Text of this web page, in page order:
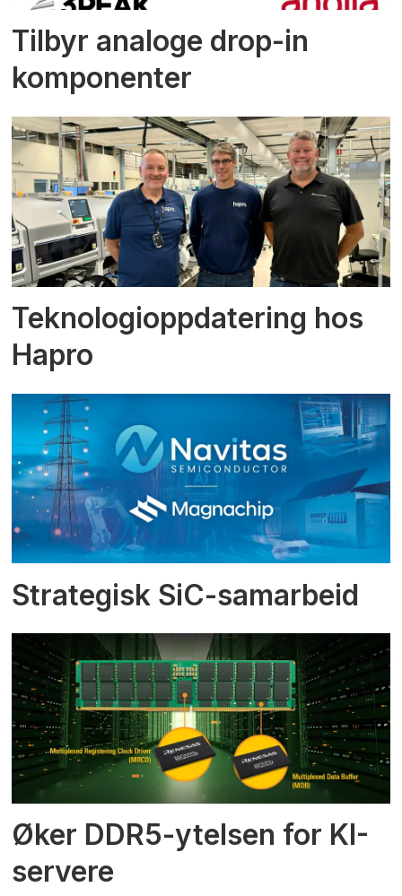
Tilbyr analoge drop-in
komponenter
Teknologioppdatering hos
Hapro
Strategisk SiC-samarbeid
Øker DDR5-ytelsen for KI-
servere